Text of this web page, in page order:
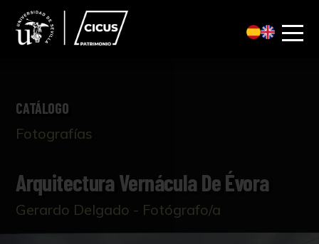
CATÁLOGO
Fotografías
Arquitectura Vernácula De Évora
Gerardo Delgado - Fotógrafo/a